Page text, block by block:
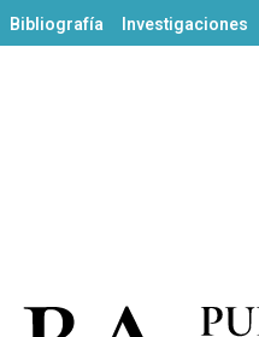
Bibliografía Investigaciones